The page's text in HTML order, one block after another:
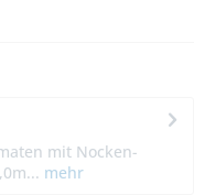
mit Nocken-
mehr